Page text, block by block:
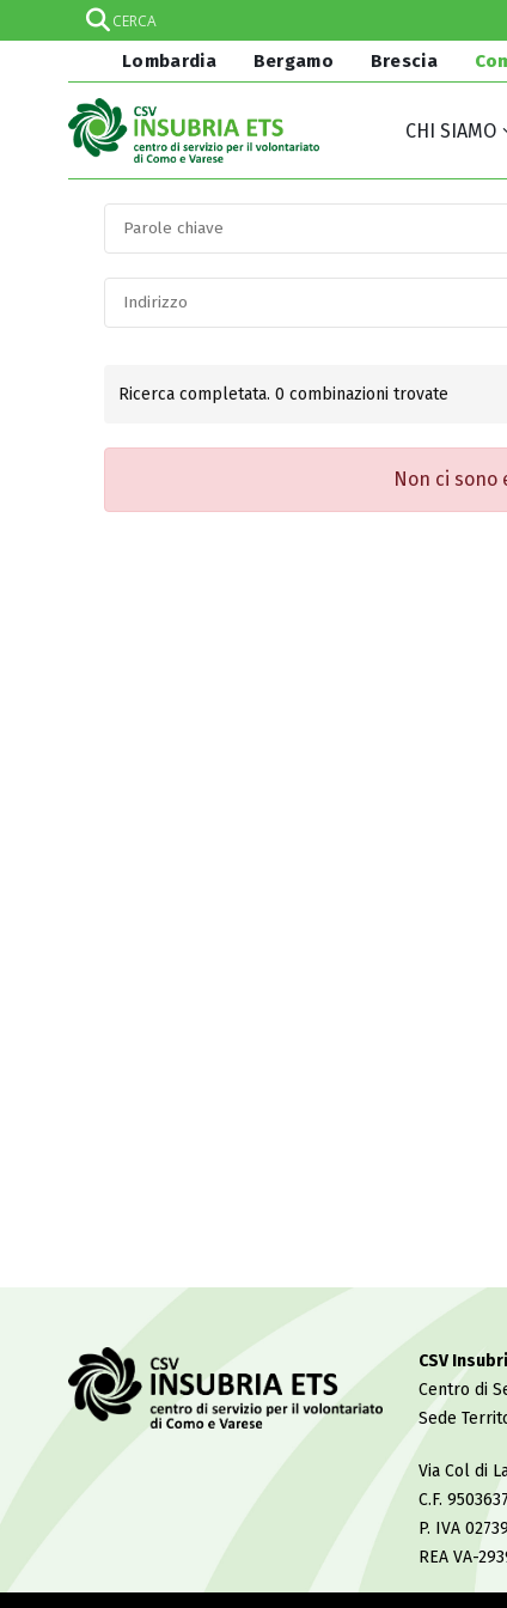
Lombardia Bergamo Brescia
CHI SIAMO
Ricerca completata. 0 combinazioni trovate
Non ci
CSV
Centro di
Sede
Via Col di
C.F.
P. IVA
REA VA-